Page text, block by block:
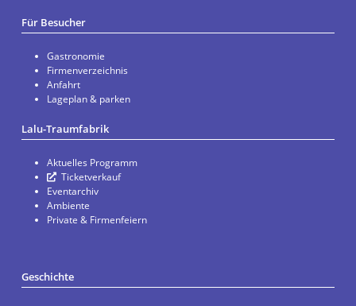
Für Besucher
Gastronomie
Firmenverzeichnis
Anfahrt
Lageplan & parken
Lalu-Traumfabrik
Aktuelles Programm
Ticketverkauf
Eventarchiv
Ambiente
Private & Firmenfeiern
Geschichte